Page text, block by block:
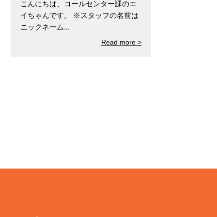
こんにちは、コールセンター課のエ
イちゃんです。 ※スタッフの名前は
ニックネーム...
Read more >